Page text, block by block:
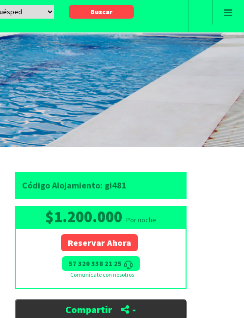
Código Alojamiento: gi481
$1.200.000 Por noche
Reservar Ahora
57 320 338 21 25
Comunícate con nosotros
Compartir